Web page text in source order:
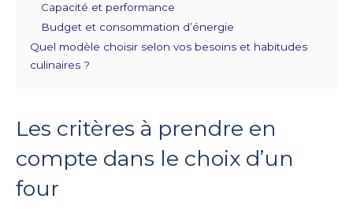
Capacité et performance
Budget et consommation d’énergie
Quel modèle choisir selon vos besoins et habitudes
culinaires ?
Les critères à prendre en
compte dans le choix d’un
four